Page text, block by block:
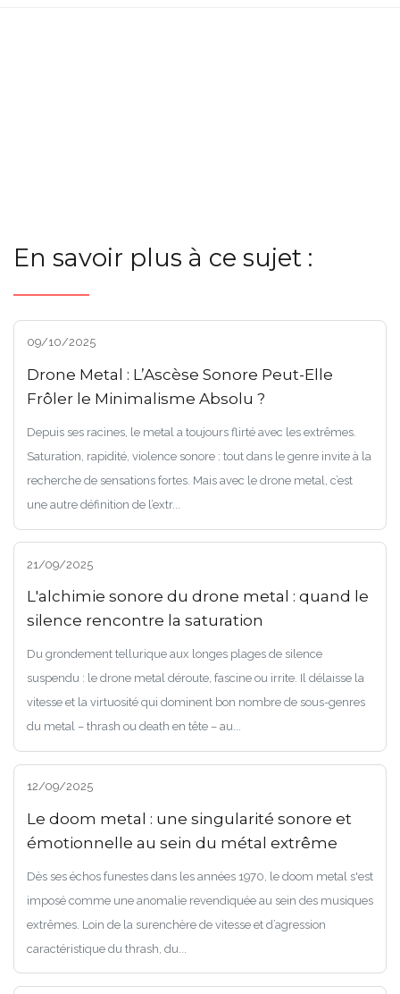
En savoir plus à ce sujet :
09/10/2025
Drone Metal : L’Ascèse Sonore Peut-Elle
Frôler le Minimalisme Absolu ?
Depuis ses racines, le metal a toujours flirté avec les extrêmes.
Saturation, rapidité, violence sonore : tout dans le genre invite à la
recherche de sensations fortes. Mais avec le drone metal, c’est
une autre définition de l’extr...
21/09/2025
L'alchimie sonore du drone metal : quand le
silence rencontre la saturation
Du grondement tellurique aux longes plages de silence
suspendu : le drone metal déroute, fascine ou irrite. Il délaisse la
vitesse et la virtuosité qui dominent bon nombre de sous-genres
du metal – thrash ou death en tête – au...
12/09/2025
Le doom metal : une singularité sonore et
émotionnelle au sein du métal extrême
Dès ses échos funestes dans les années 1970, le doom metal s'est
imposé comme une anomalie revendiquée au sein des musiques
extrêmes. Loin de la surenchère de vitesse et d’agression
caractéristique du thrash, du...